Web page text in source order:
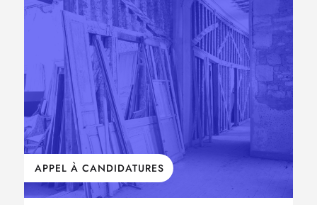
APPEL À CANDIDATURES